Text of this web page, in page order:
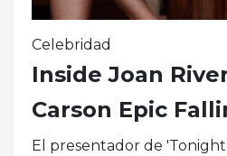
Celebridad
Inside Joan
Carson Epic
El presentador de